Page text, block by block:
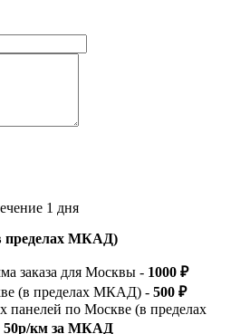
1 дня
пределах МКАД)
заказа для Москвы - 1000 ₽
(в пределах МКАД) - 500 ₽
панелей по Москве (в пределах
50р/км за МКАД